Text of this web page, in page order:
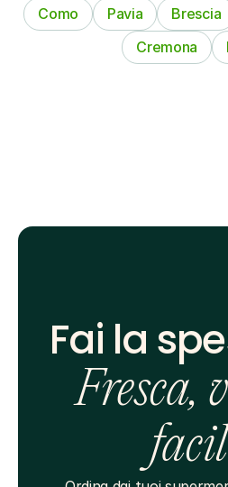
Como
Pavia Brescia
Cremona
Fai la
Fresca,